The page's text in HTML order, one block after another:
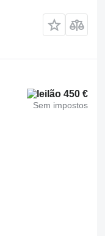
450 €
Sem impostos